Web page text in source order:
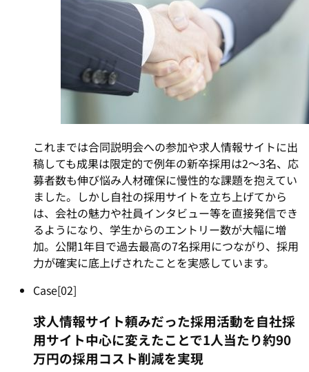
これまでは合同説明会への参加や求人情報サイトに出
稿しても成果は限定的で例年の新卒採用は2～3名、応
募者数も伸び悩み人材確保に慢性的な課題を抱えてい
ました。しかし自社の採用サイトを立ち上げてから
は、会社の魅力や社員インタビュー等を直接発信でき
るようになり、学生からのエントリー数が大幅に増
加。公開1年目で過去最高の7名採用につながり、採用
力が確実に底上げされたことを実感しています。
Case[02]
求人情報サイト頼みだった採用活動を自社採
用サイト中心に変えたことで1人当たり約90
万円の採用コスト削減を実現